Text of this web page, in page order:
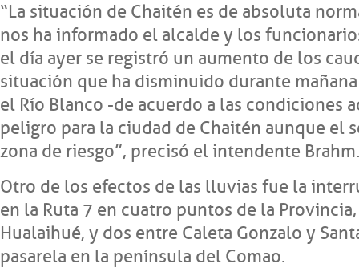
“La situación de Chaitén es de absoluta
nos ha informado el alcalde y los
el día ayer se registró un aumento de los
situación que ha disminuido durante
el Río Blanco -de acuerdo a las condiciones
peligro para la ciudad de Chaitén aunque el
zona de riesgo”, precisó el intendente Brahm.
Otro de los efectos de las lluvias fue la
en la Ruta 7 en cuatro puntos de la
Hualaihué, y dos entre Caleta Gonzalo y
pasarela en la península del Comao.